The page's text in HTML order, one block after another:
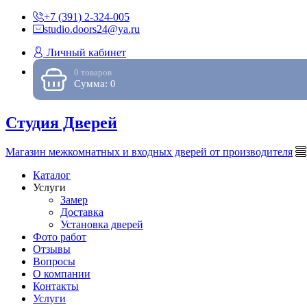
+7 (391) 2-324-005
studio.doors24@ya.ru
Личный кабинет
0 товаров
Сумма: 0
Студия Дверей
Магазин межкомнатных и входных дверей от производителя
Каталог
Услуги
Замер
Доставка
Установка дверей
Фото работ
Отзывы
Вопросы
О компании
Контакты
Услуги